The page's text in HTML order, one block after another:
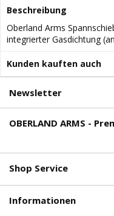
Beschreibung
Oberland Arms
integrierter Gasdichtung
Kunden kauften auch
Newsletter
OBERLAND ARMS -
Shop Service
Informationen